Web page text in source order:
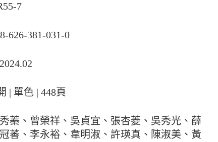
7
626-381-031-0
| 單色 | 448頁
蓁、曾榮祥、吳貞宜、張杏菱、吳秀光、薛
萫、李永裕、韋明淑、許瑛真、陳淑美、黃